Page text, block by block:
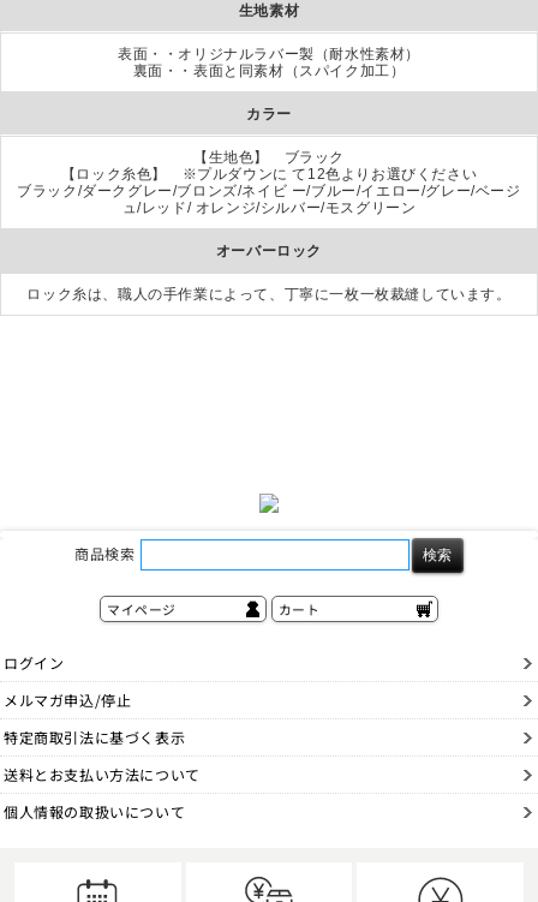
生地素材
表面・・オリジナルラバー製（耐水性素材）
裏面・・表面と同素材（スパイク加工）
カラー
【生地色】 ブラック
【ロック糸色】 ※プルダウンに て12色よりお選びください
ブラック/ダークグレー/ブロンズ/ネイビ ー/ブルー/イエロー/グレー/ベージ
ュ/レッド/ オレンジ/シルバー/モスグリーン
オーバーロック
ロック糸は、職人の手作業によって、丁寧に一枚一枚裁縫しています。
商品検索
マイページ カート
ログイン
メルマガ申込/停止
特定商取引法に基づく表示
送料とお支払い方法について
個人情報の取扱いについて